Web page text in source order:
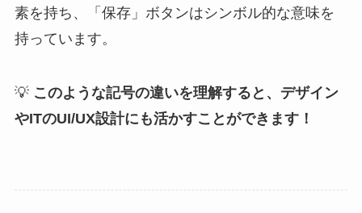
素を持ち、「保存」ボタンはシンボル的な意味を
持っています。
💡 このような記号の違いを理解すると、デザイン
やITのUI/UX設計にも活かすことができます！